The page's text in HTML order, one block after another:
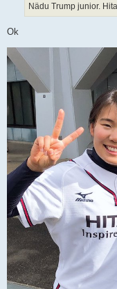
Nädu Trump junior.
Ok